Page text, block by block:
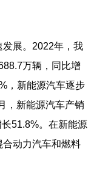
展。2022年，我
万辆，同比增
，新能源汽车逐步
，新能源汽车产销
51.8%。在新能源
动力汽车和燃料